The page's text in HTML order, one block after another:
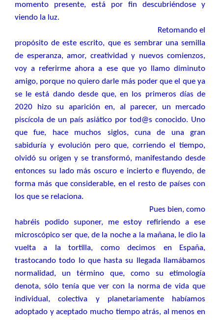
momento presente, está por fin descubriéndose y
viendo la luz.
Retomando el
propósito de este escrito, que es sembrar una semilla
de esperanza, amor, creatividad y nuevos comienzos,
voy a referirme ahora a ese que yo llamo diminuto
amigo, porque no quiero darle más poder que el que ya
se le está dando desde que, en los primeros días de
2020 hizo su aparición en, al parecer, un mercado
piscícola de un país asiático por tod@s conocido. Uno
que fue, hace muchos siglos, cuna de una gran
sabiduría y evolución pero que, corriendo el tiempo,
olvidó su origen y se transformó, manifestando desde
entonces su lado más oscuro e incierto e fluyendo, de
forma más que considerable, en el resto de países con
los que se relaciona.
Pues bien, como
habréis podido suponer, me estoy refiriendo a ese
microscópico ser que, de la noche a la mañana, le dio la
vuelta a la tortilla, como decimos en España,
trastocando todo lo que hasta su llegada llamábamos
normalidad, un término que, como su etimología
denota, sólo tenía que ver con la norma de vida que
individual, colectiva y planetariamente habíamos
adoptado y aceptado mucho tiempo atrás, al menos en